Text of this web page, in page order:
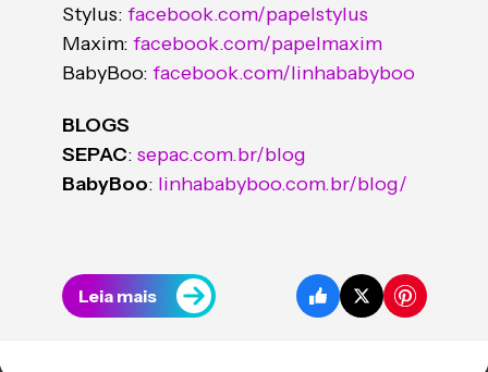
Stylus: facebook.com/papelstylus
Maxim: facebook.com/papelmaxim
BabyBoo: facebook.com/linhababyboo
BLOGS
SEPAC: sepac.com.br/blog
BabyBoo: linhababyboo.com.br/blog/
Leia mais